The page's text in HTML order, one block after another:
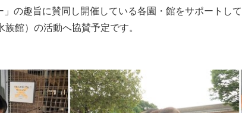
」の趣旨に賛同し開催している各園・館をサポートし
族館）の活動へ協賛予定です。